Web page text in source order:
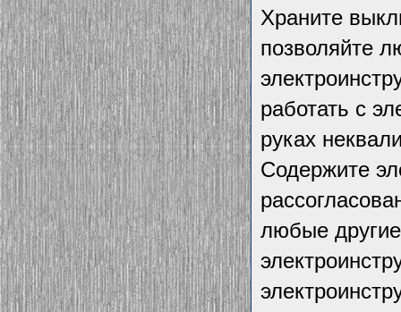
Храните
позволяйте
работать с
руках
Содержите
любые